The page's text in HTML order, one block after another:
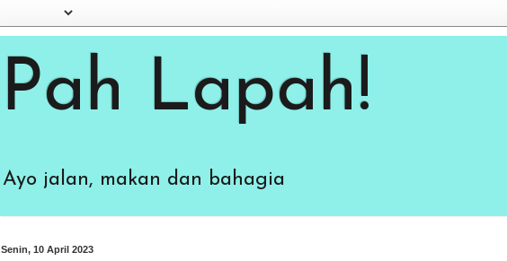
Pah Lapah!
Ayo jalan, makan dan bahagia
Senin, 10 April 2023